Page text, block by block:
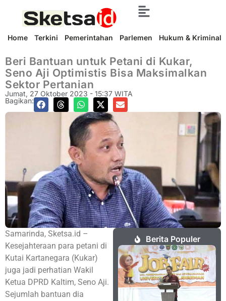
Home Terkini Pemerintahan Parlemen Hukum & Kriminal
Beri Bantuan untuk Petani di Kukar,
Seno Aji Optimistis Bisa Maksimalkan
Sektor Pertanian
Jumat, 27 Oktober 2023 - 15:37 WITA
Bagikan:
Samarinda, Sketsa.id –
Kesejahteraan para petani di
Kutai Kartanegara (Kukar)
juga jadi perhatian Wakil
Ketua DPRD Kaltim, Seno Aji.
Sejumlah bantuan dia
Berita Populer